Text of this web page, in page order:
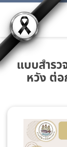
แบบสำร
หวัง ต่อ